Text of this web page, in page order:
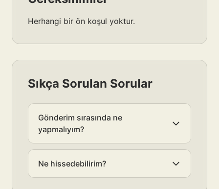
Herhangi bir ön koşul yoktur.
Sıkça Sorulan Sorular
Gönderim sırasında ne
yapmalıyım?
Ne hissedebilirim?